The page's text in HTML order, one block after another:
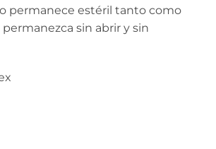
permanece estéril tanto como
sin abrir y sin